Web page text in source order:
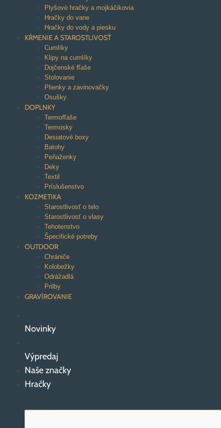
Plyšové hračky a mojkáčikovia
Hračky do vane
Hračky do vody a piesku
KŔMENIE A STAROSTLIVOSŤ
Cumlíky
Klipy na cumlíky
Dojčenské fľaše
Stolovanie
Plienky a zavinovačky
Osušky
DOPLNKY
Termofľaše
Termosky
Desiatové boxy
Batohy
Peňaženky
Deky
Textil
Príslušenstvo
KOZMETIKA
Starostlivosť o telo
Starostlivosť o vlasy
Tehotenstvo
Špecifické potreby
OUTDOOR
Chrániče
Kolobežky
Odrážadlá
Prilby
GRAVÍROVANIE
Novinky
Výpredaj
Naše značky
Hračky